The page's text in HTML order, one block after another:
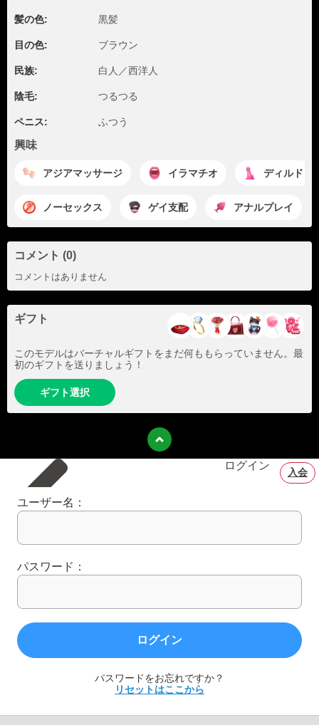
髪の色: 黒髪
目の色: ブラウン
民族: 白人／西洋人
陰毛: つるつる
ペニス: ふつう
興味
アジアマッサージ イラマチオ ディルド
ノーセックス ゲイ支配 アナルプレイ
コメント (0)
コメントはありません
ギフト
このモデルはバーチャルギフトをまだ何ももらっていません。最
初のギフトを送りましょう！
ギフト選択
ログイン
入会
ユーザー名：
パスワード：
ログイン
パスワードをお忘れですか？
リセットはここから